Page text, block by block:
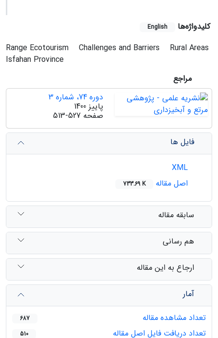
کلیدواژه‌ها English
Range Ecotourism Challenges and Barriers
Rural Areas
Isfahan Province
مراجع
دوره 74، شماره 3
پاییز 1400
صفحه 513-527
فایل ها
اصل مقاله
733.69 K
سابقه مقاله
هم رسانی
ارجاع به این مقاله
آمار
تعداد مشاهده مقاله
687
تعداد دریافت فایل اصل مقاله 510